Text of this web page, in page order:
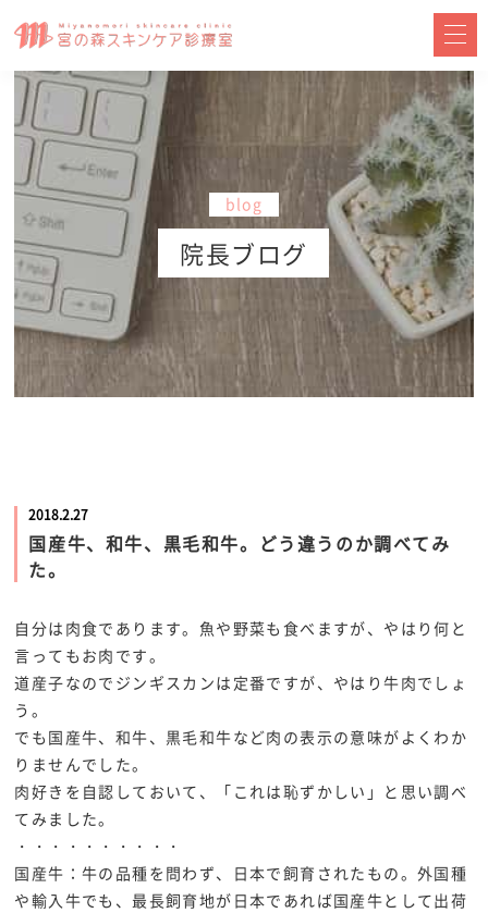
blog
院長ブログ
2018.2.27
国産牛、和牛、黒毛和牛。どう違うのか調べてみ
た。
自分は肉食であります。魚や野菜も食べますが、やはり何と
言ってもお肉です。
道産子なのでジンギスカンは定番ですが、やはり牛肉でしょ
う。
でも国産牛、和牛、黒毛和牛など肉の表示の意味がよくわか
りませんでした。
肉好きを自認しておいて、「これは恥ずかしい」と思い調べ
てみました。
・・・・・・・・・・
国産牛：牛の品種を問わず、日本で飼育されたもの。外国種
や輸入牛でも、最長飼育地が日本であれば国産牛として出荷